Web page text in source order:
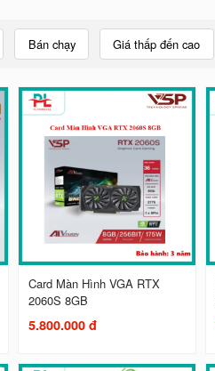
Bán chạy Giá thấp đến cao
Card Màn Hình VGA RTX
2060S 8GB
5.800.000 đ